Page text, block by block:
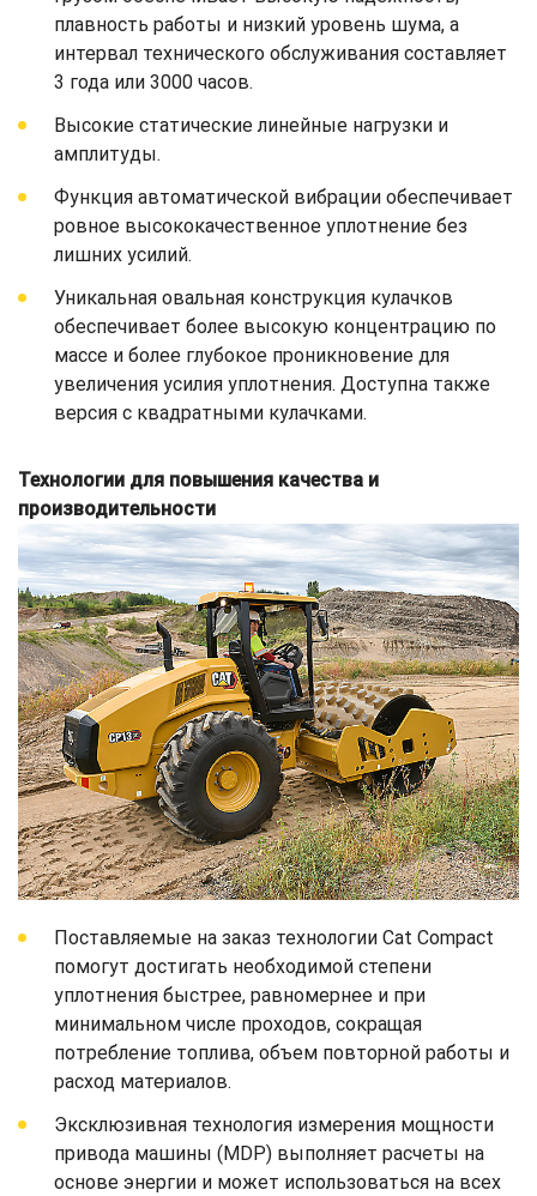
плавность работы и низкий уровень шума, а
интервал технического обслуживания составляет
3 года или 3000 часов.
Высокие статические линейные нагрузки и
амплитуды.
Функция автоматической вибрации обеспечивает
ровное высококачественное уплотнение без
лишних усилий.
Уникальная овальная конструкция кулачков
обеспечивает более высокую концентрацию по
массе и более глубокое проникновение для
увеличения усилия уплотнения. Доступна также
версия с квадратными кулачками.
Технологии для повышения качества и
производительности
Поставляемые на заказ технологии Cat Compact
помогут достигать необходимой степени
уплотнения быстрее, равномернее и при
минимальном числе проходов, сокращая
потребление топлива, объем повторной работы и
расход материалов.
Эксклюзивная технология измерения мощности
привода машины (MDP) выполняет расчеты на
основе энергии и может использоваться на всех